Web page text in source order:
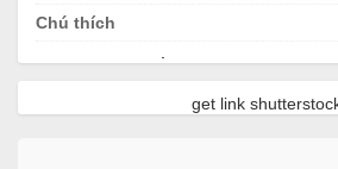
Chú thích
get link